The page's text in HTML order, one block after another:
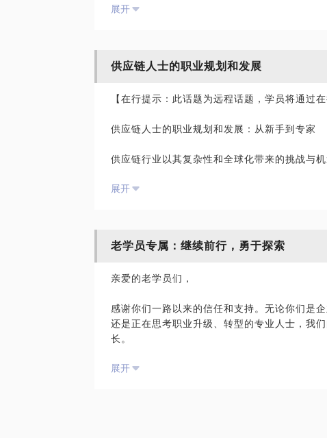
业标杆的差距，提升个人及团队能力。从具体
了投资咨询（现已更名为实业）公司，专注战
发的品类策略与中长期布局。
难以支撑战略性职能转型。
缺乏系统性“供应链视角”：采购各自为战，未
环、信息化与管理机制脱节。
本质都在于：缺乏方法论、缺系统性、可持续能
将全面梳理当前采购与供应链体系中存在的问
字化与产业升级趋势，嵌入适配企业现阶段的
具包，支持企业实现从战术响应到战略驱动的
心，为业务增长与产业升级提供坚实支撑。
展开
供应链人士的职业规划和发展
【在行提示：此话题为远程话题，学员将通过
供应链人士的职业规划和发展：从新手到专家
供应链行业以其复杂性和全球化带来的挑战与
供应链中断、环境变化等不确定性时，具备卓
能力，以应对日益复杂的市场环境。保持对行
2、个人核心竞争力：在供应链行业中取得成功
对于新人的建议：
1、基础知识与实践经验：掌握扎实的基础知识
汲取经验，并在复杂的环境中找到自己的定位。
展开
老学员专属：继续前行，勇于探索
亲爱的老学员们，
感谢你们一路以来的信任和支持。无论你们是
还是正在思考职业升级、转型的专业人士，我
长。
事业的成功源于不断的探索与提升，职业发展
展开